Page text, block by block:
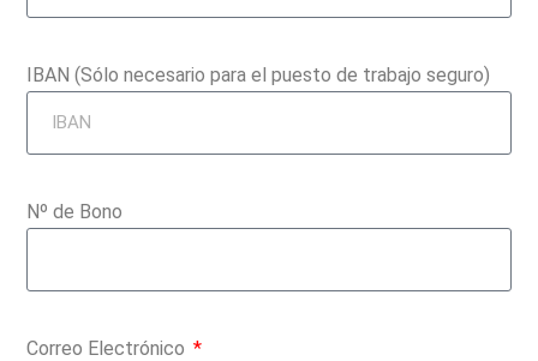
IBAN (Sólo necesario para el puesto de trabajo seguro)
Nº de Bono
Correo Electrónico